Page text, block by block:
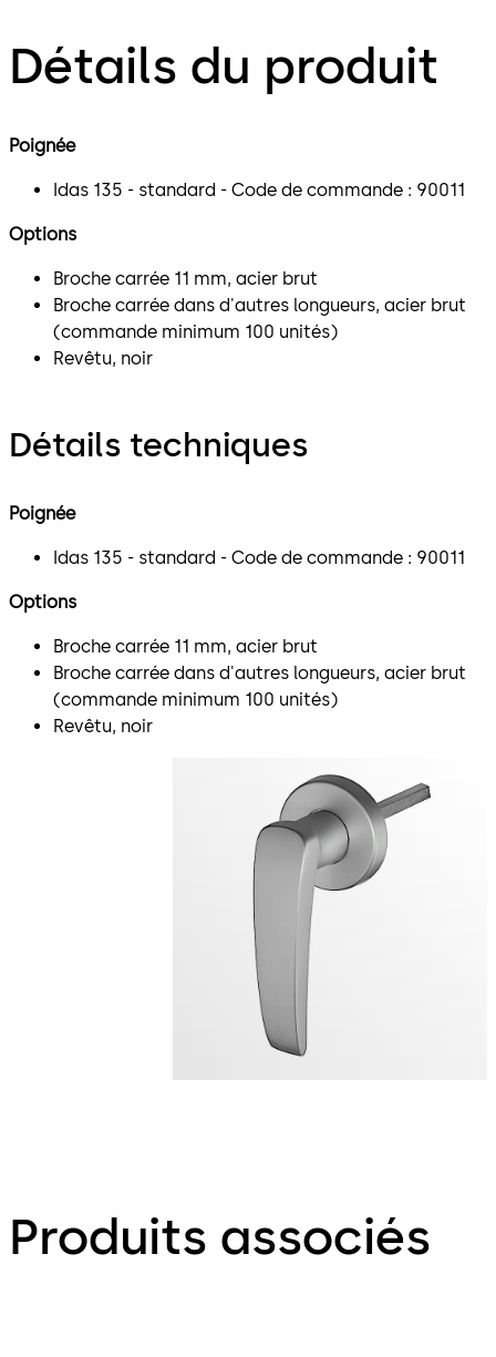
Détails du produit
Poignée
Idas 135 - standard - Code de commande : 90011
Options
Broche carrée 11 mm, acier brut
Broche carrée dans d'autres longueurs, acier brut
(commande minimum 100 unités)
Revêtu, noir
Détails techniques
Poignée
Idas 135 - standard - Code de commande : 90011
Options
Broche carrée 11 mm, acier brut
Broche carrée dans d'autres longueurs, acier brut
(commande minimum 100 unités)
Revêtu, noir
Produits associés